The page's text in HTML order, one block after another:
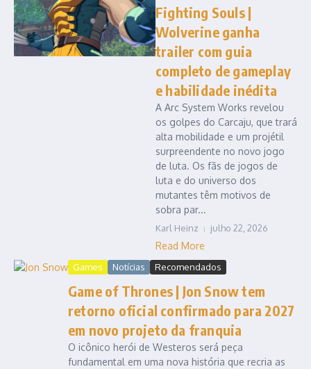
Fighting Souls |
Wolverine ganha
trailer com guia
completo de gameplay
e habilidade inédita
A Arc System Works revelou
os golpes do Carcaju, que trará
alta mobilidade e um projétil
surpreendente no novo jogo
de luta. Os fãs de jogos de
luta e do universo dos
mutantes têm motivos de
sobra par...
Karl Heinz julho 22, 2026
Read More
Games Notícias Recomendados
Game of Thrones | Jon Snow tem
retorno oficial confirmado para 2027
em novo projeto da franquia
O icônico herói de Westeros será peça
fundamental em uma nova história que recria as